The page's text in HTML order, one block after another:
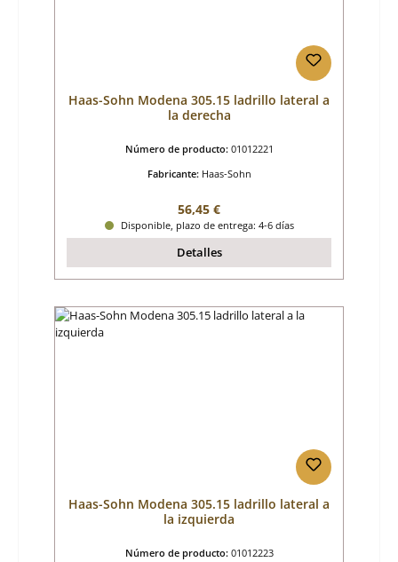
Haas-Sohn Modena 305.15 ladrillo lateral a
la derecha
Número de producto: 01012221
Fabricante: Haas-Sohn
Precio normal:
56,45 €
Disponible, plazo de entrega: 4-6 días
Detalles
Haas-Sohn Modena 305.15 ladrillo lateral a
la izquierda
Número de producto: 01012223